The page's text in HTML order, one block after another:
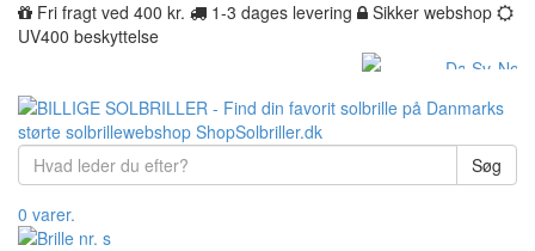
Fri fragt ved 400 kr. 1-3 dages levering
Sikker webshop
UV400 beskyttelse
Søg
0 varer.